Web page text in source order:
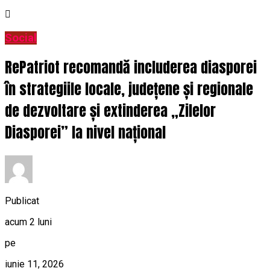
Social
RePatriot recomandă includerea diasporei
în strategiile locale, județene și regionale
de dezvoltare și extinderea „Zilelor
Diasporei” la nivel național
Publicat
acum 2 luni
pe
iunie 11, 2026